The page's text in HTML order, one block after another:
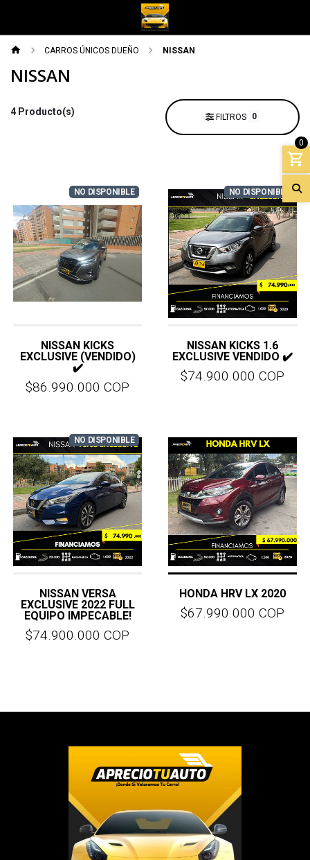
0
CARROS ÚNICOS DUEÑO NISSAN
NISSAN
4 Producto(s) FILTROS 0
NO DISPONIBLE
NISSAN KICKS
EXCLUSIVE (VENDIDO)
✔️
$86.990.000 COP
NO DISPONIBLE
NISSAN KICKS 1.6
EXCLUSIVE VENDIDO ✔️
$74.900.000 COP
NO DISPONIBLE
NISSAN VERSA
EXCLUSIVE 2022 FULL
EQUIPO IMPECABLE!
$74.900.000 COP
HONDA HRV LX 2020
$67.990.000 COP